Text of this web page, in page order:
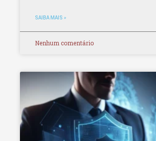
SAIBA MAIS »
Nenhum comentário